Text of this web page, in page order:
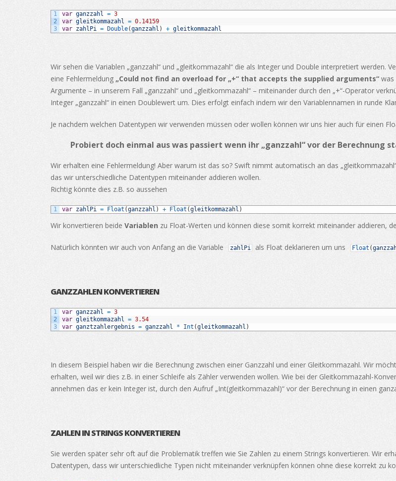
1
2
3
var ganzzahl = 3
var gleitkommazahl = 0.14159
var zahlPi = Double(ganzzahl ) + gleitkommazahl
Wir sehen die Variablen „ganzzahl“ und „gleitkommazahl“ die als Integer und Double interpretiert werden.
eine Fehlermeldung „Could not find an overload for „+“ that accepts the supplied arguments“ was
Argumente – in unserem Fall „ganzzahl“ und „gleitkommazahl“ – miteinander durch den „+“-Operator
Integer „ganzzahl“ in einen Doublewert um. Dies erfolgt einfach indem wir den Variablennamen in runde
Je nachdem welchen Datentypen wir verwenden müssen oder wollen können wir uns hier auch für einen
Probiert doch einmal aus was passiert wenn ihr „ganzzahl“ vor der Berechnung
Wir erhalten eine Fehlermeldung! Aber warum ist das so? Swift nimmt automatisch an das
das wir unterschiedliche Datentypen miteinander addieren wollen.
Richtig könnte dies z.B. so aussehen
1 var zahlPi = Float (ganzzahl ) + Float (gleitkommazahl )
Wir konvertieren beide Variablen zu Float-Werten und können diese somit korrekt miteinander addieren,
Natürlich könnten wir auch von Anfang an die Variable zahlPi als Float deklarieren um uns Float (
GANZZAHLEN KONVERTIEREN
1
2
3
var ganzzahl = 3
var gleitkommazahl = 3.54
var ganztzahlergebnis = ganzzahl * Int (gleitkommazahl )
In diesem Beispiel haben wir die Berechnung zwischen einer Ganzzahl und einer Gleitkommazahl. Wir
erhalten, weil wir dies z.B. in einer Schleife als Zähler verwenden wollen. Wie bei der Gleitkommazahl-
annehmen das er kein Integer ist, durch den Aufruf „Int(gleitkommazahl)“ vor der Berechnung in einen
ZAHLEN IN STRINGS KONVERTIEREN
Sie werden später sehr oft auf die Problematik treffen wie Sie Zahlen zu einem Strings konvertieren. Wir
Datentypen, dass wir unterschiedliche Typen nicht miteinander verknüpfen können ohne diese korrekt zu